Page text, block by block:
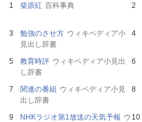
柴原紅 百科事典
勉強のさせ方 ウィキペディア小
見出し辞書
教育時評 ウィキペディア小見出
し辞書
関連の番組 ウィキペディア小見
出し辞書
NHKラジオ第1放送の天気予報 ウ